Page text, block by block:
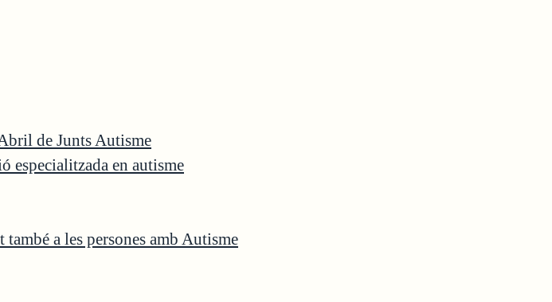
de Junts Autisme
especialitzada en autisme
a les persones amb Autisme